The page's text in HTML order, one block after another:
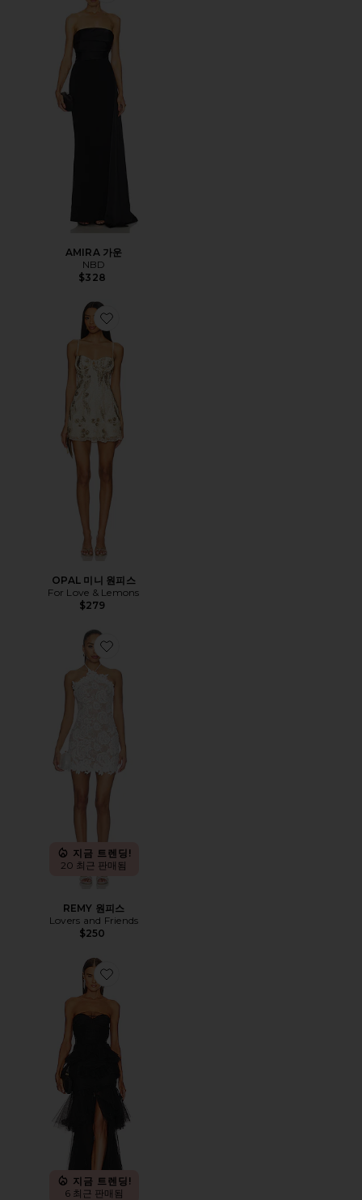
AMIRA 가운
NBD
$328
Favorite OPAL 미니 원피스
OPAL 미니 원피스
For Love & Lemons
$279
Favorite REMY 원피스
지금 트렌딩!
20 최근 판매됨
REMY 원피스
Lovers and Friends
$250
Favorite ALAI 가운
지금 트렌딩!
6 최근 판매됨